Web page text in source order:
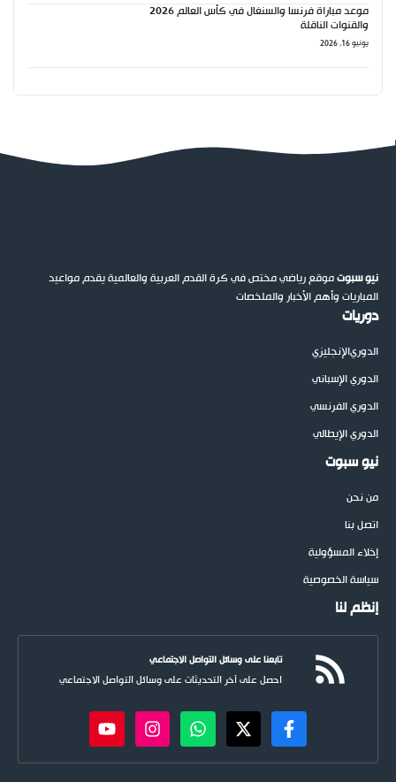
موعد مباراة فرنسا والسنغال في كأس العالم 2026
والقنوات الناقلة
يونيو 16, 2026
نيو سبوتموقع رياضي مختص في كرة القدم العربية والعالمية يقدم مواعيد
المباريات وأهم الأخبار والملخصات
دوريات
الدوريالإنجليزي
الدوري الإسباني
الدوري الفرنسي
الدوري الإيطالي
نيو سبوت
من نحن
اتصل بنا
إخلاء المسؤولية
سياسة الخصوصية
إنظم لنا
تابعنا على وسائل التواصل الاجتماعي
احصل على آخر التحديثات على وسائل التواصل الاجتماعي